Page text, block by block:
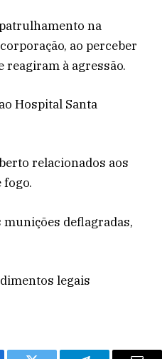
na
ao perceber
à agressão.
Hospital Santa
relacionados aos
deflagradas,
legais